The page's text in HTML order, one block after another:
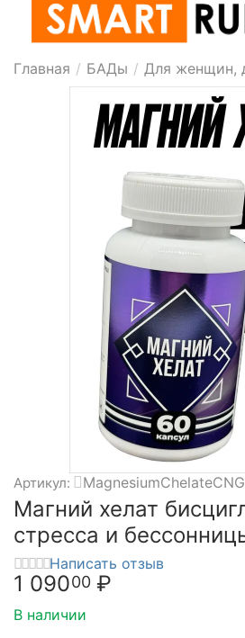
Главная / БАДы / Для женщин,
Артикул: MagnesiumChelateCNG
Магний хелат
стресса и
Написать отзыв
1 09000 ₽
В наличии